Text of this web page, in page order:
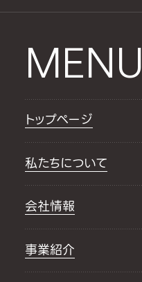
MENU
トップページ
私たちについて
会社情報
事業紹介